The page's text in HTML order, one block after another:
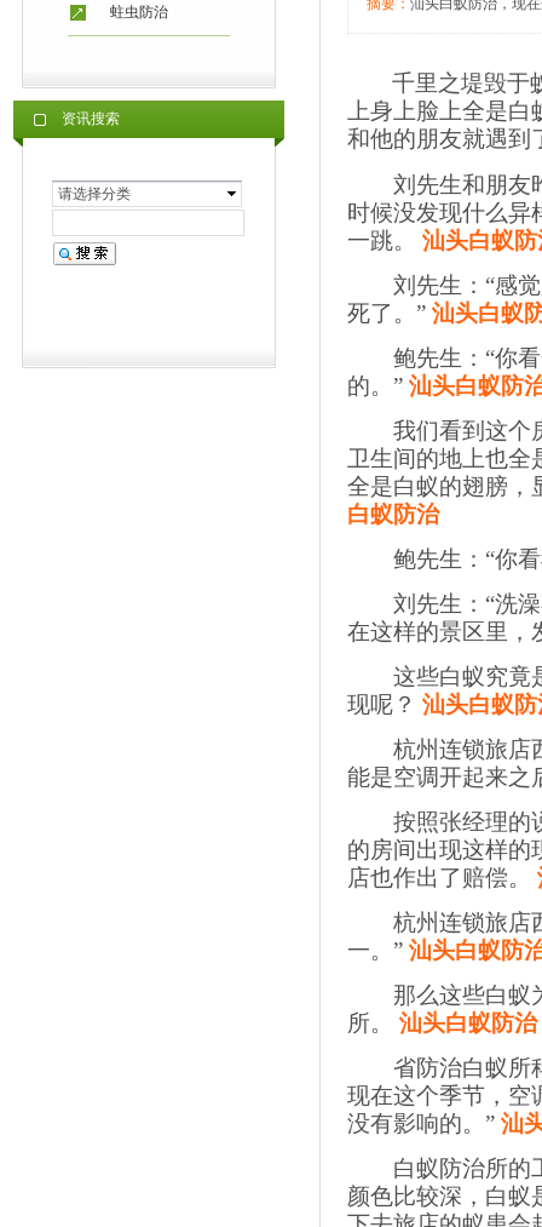
蛀虫防治
资讯搜索
请选择分类
摘要： 汕头白蚁防治，现
千里之堤毁于
上身上脸上全是
和他的朋友就遇
刘先生和朋友昨
时候没发现什么
一跳。 汕头白蚁防
刘先生：“感觉
死了。” 汕头白蚁
鲍先生：“你看
的。” 汕头白蚁防
我们看到这个房
卫生间的地上也全
全是白蚁的翅膀，
白蚁防治
鲍先生：“你看
刘先生：“洗澡
在这样的景区里，
这些白蚁究竟是
现呢？ 汕头白蚁防
杭州连锁旅店西
能是空调开起来之
按照张经理的说
的房间出现这样的
店也作出了赔偿。
杭州连锁旅店西
一。” 汕头白蚁防
那么这些白蚁为
所。 汕头白蚁防治
省防治白蚁所科
现在这个季节，空
没有影响的。” 汕
白蚁防治所的工
颜色比较深，白蚁